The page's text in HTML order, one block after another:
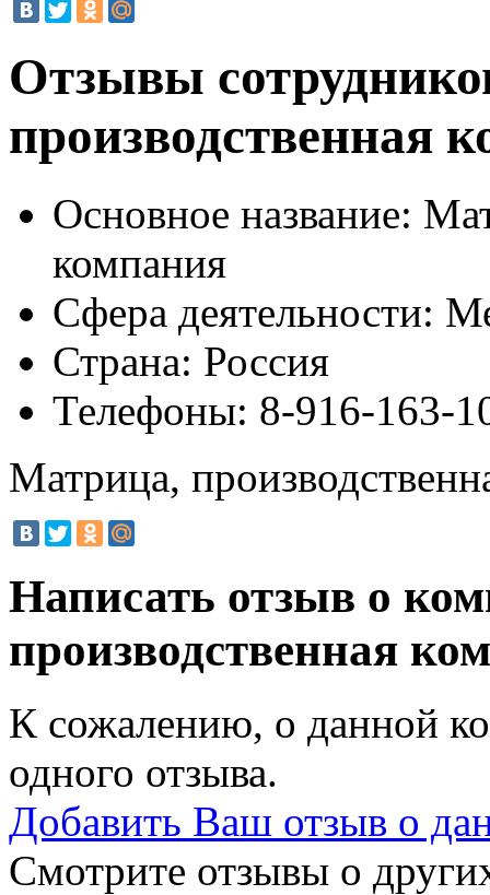
Отзывы
производственная
Основное название:
компания
Сфера деятельности:
Страна: Россия
Телефоны: 8-916-163-
Матрица,
Написать отзыв о
производственная
К сожалению, о данной
одного отзыва.
Добавить Ваш отзыв о
Смотрите отзывы о